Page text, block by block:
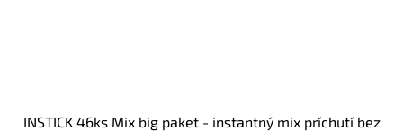
INSTICK 46ks Mix big paket - instantný mix príchutí bez